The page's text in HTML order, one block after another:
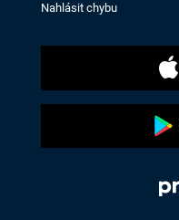
Nahlásit chybu